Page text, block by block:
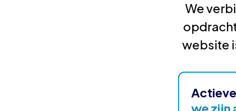
We
website
we zijn